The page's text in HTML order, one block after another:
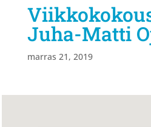
Juha-Matti
marras 21, 2019